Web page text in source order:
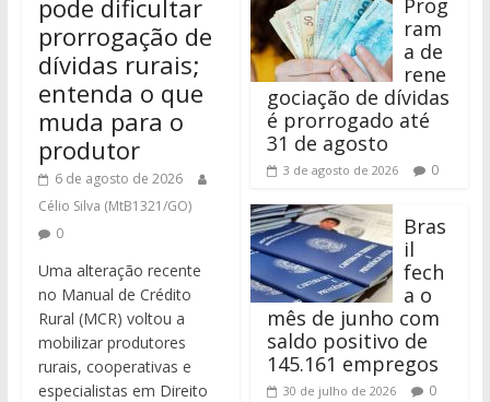
pode dificultar
prorrogação de
dívidas rurais;
entenda o que
muda para o
produtor
6 de agosto de 2026
Célio Silva (MtB1321/GO)
0
Uma alteração recente
no Manual de Crédito
Rural (MCR) voltou a
mobilizar produtores
rurais, cooperativas e
especialistas em Direito
Prog
ram
a de
rene
gociação de dívidas
é prorrogado até
31 de agosto
3 de agosto de 2026 0
Bras
il
fech
a o
mês de junho com
saldo positivo de
145.161 empregos
30 de julho de 2026 0